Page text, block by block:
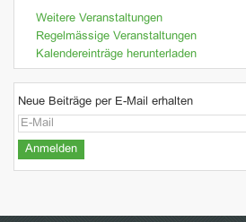
Weitere Veranstaltungen
Regelmässige Veranstaltungen
Kalendereinträge herunterladen
Neue Beiträge per E-Mail erhalten